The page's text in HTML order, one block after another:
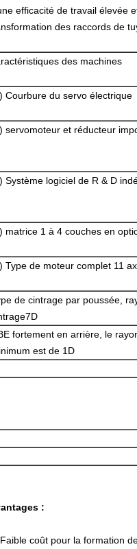
efficacité de travail élevée
des raccords de
des machines
Courbure du servo électrique
servomoteur et réducteur
Système logiciel de R & D
matrice 1 à 4 couches en
Type de moteur complet 11
de cintrage par poussée,
fortement en arrière, le
est de 1D
:
coût pour la formation